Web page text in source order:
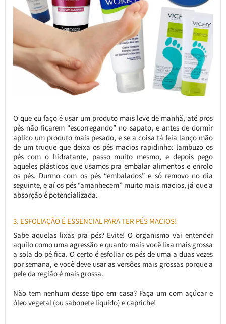
O que eu faço é usar um produto mais leve de manhã, até pros
pés não ficarem “escorregando” no sapato, e antes de dormir
aplico um produto mais pesado, e se a coisa tá feia lanço mão
de um truque que deixa os pés macios rapidinho: lambuzo os
pés com o hidratante, passo muito mesmo, e depois pego
aqueles plásticos que usamos pra embalar alimentos e enrolo
os pés. Durmo com os pés “embalados” e só removo no dia
seguinte, e aí os pés “amanhecem” muito mais macios, já que a
absorção é potencializada.
3. ESFOLIAÇÃO É ESSENCIAL PARA TER PÉS MACIOS!
Sabe aquelas lixas pra pés? Evite! O organismo vai entender
aquilo como uma agressão e quanto mais você lixa mais grossa
a sola do pé fica. O certo é esfoliar os pés de uma a duas vezes
por semana, e você deve usar as versões mais grossas porque a
pele da região é mais grossa.
Não tem nenhum desse tipo em casa? Faça um com açúcar e
óleo vegetal (ou sabonete líquido) e capriche!